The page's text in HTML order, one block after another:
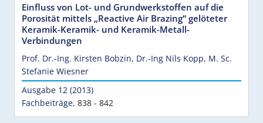
Einfluss von Lot- und Grundwerkstoffen auf die
Porosität mittels „Reactive Air Brazing“ gelöteter
Keramik-Keramik- und Keramik-Metall-
Verbindungen
Prof. Dr.-Ing. Kirsten Bobzin, Dr.-Ing Nils Kopp, M. Sc.
Stefanie Wiesner
Ausgabe 12 (2013)
Fachbeiträge, 838 - 842